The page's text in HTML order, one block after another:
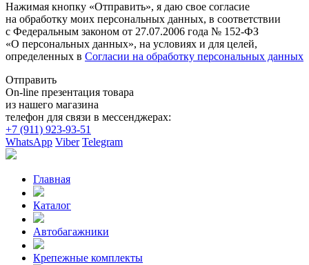
Нажимая кнопку «Отправить», я даю свое согласие
на обработку моих персональных данных, в соответствии
с Федеральным законом от 27.07.2006 года № 152-ФЗ
«О персональных данных», на условиях и для целей,
определенных в Согласии на обработку персональных данных
Отправить
On-line презентация товара
из нашего магазина
телефон для связи в мессенджерах:
+7 (911) 923-93-51
WhatsApp Viber Telegram
Главная
Каталог
Автобагажники
Крепежные комплекты